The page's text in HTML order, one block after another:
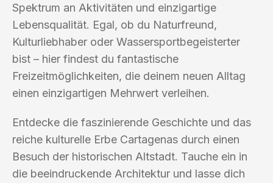
Spektrum an Aktivitäten und einzigartige
Lebensqualität. Egal, ob du Naturfreund,
Kulturliebhaber oder Wassersportbegeisterter
bist – hier findest du fantastische
Freizeitmöglichkeiten, die deinem neuen Alltag
einen einzigartigen Mehrwert verleihen.
Entdecke die faszinierende Geschichte und das
reiche kulturelle Erbe Cartagenas durch einen
Besuch der historischen Altstadt. Tauche ein in
die beeindruckende Architektur und lasse dich